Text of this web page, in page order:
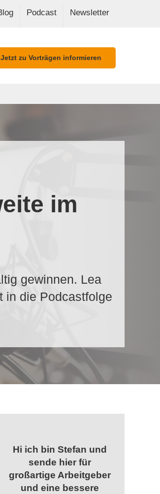
Podcast Newsletter
Jetzt zu Vorträgen informieren
im
gewinnen. Lea
in die Podcastfolge
Hi ich bin Stefan und
sende hier für
großartige Arbeitgeber
und eine bessere